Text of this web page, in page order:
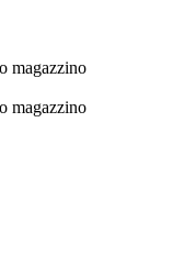
magazzino
magazzino